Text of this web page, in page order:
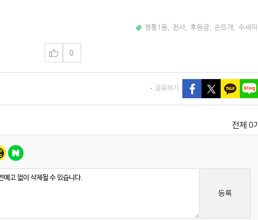
영통1동 천사 후원금 손뜨개 수세미
0
공유하기
전체 0
등록